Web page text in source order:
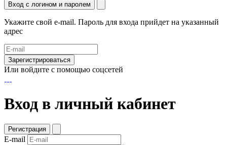
Вход с логином и паролем
Укажите свой e-mail. Пароль для входа прийдет на указанный
адрес
Зарегистрироваться
Или войдите с помощью соцсетей
Вход в личный кабинет
Регистрация
E-mail